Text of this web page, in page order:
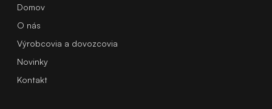
Domov
O nás
Výrobcovia a dovozcovia
Novinky
Kontakt